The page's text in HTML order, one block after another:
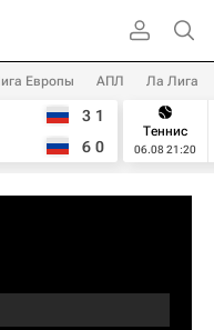
Европы АПЛ Ла Лига
3 1
6 0
Теннис
06.08 21:20